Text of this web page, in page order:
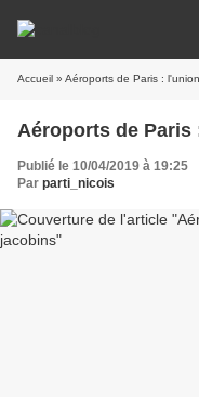
Accueil » Aéroports de Paris :
Aéroports de
Publié le 10/04/2019 à 19:25
Par parti_nicois